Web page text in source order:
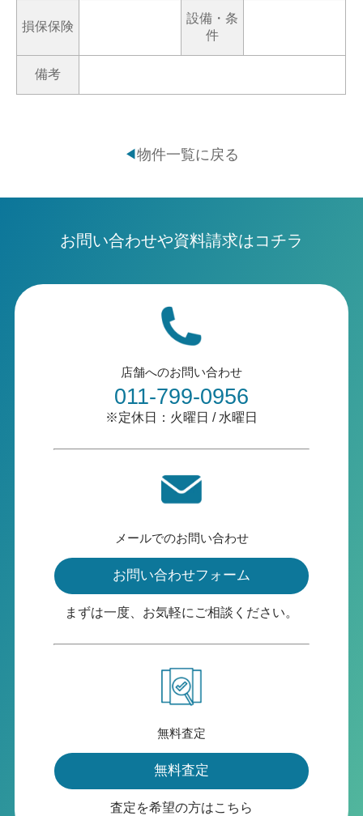
損保保険
設備・条
件
備考
◀物件一覧に戻る
お問い合わせや資料請求はコチラ
店舗へのお問い合わせ
011-799-0956
※定休日：火曜日 / 水曜日
メールでのお問い合わせ
お問い合わせフォーム
まずは一度、お気軽にご相談ください。
無料査定
無料査定
査定を希望の方はこちら